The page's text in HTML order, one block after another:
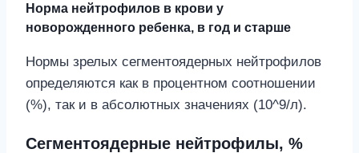
Норма нейтрофилов в крови у
новорожденного ребенка, в год и старше
Нормы зрелых сегментоядерных нейтрофилов
определяются как в процентном соотношении
(%), так и в абсолютных значениях (10^9/л).
Сегментоядерные нейтрофилы, %